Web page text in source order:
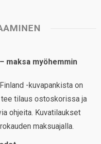
maksa myöhemmin
-kuvapankista on
tee tilaus ostoskorissa ja
ohjeita. Kuvatilaukset
maksuajalla.